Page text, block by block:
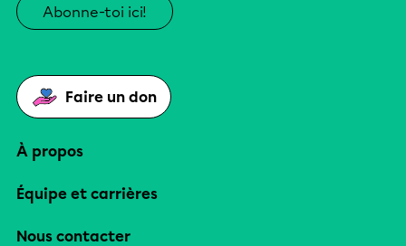
Abonne-toi ici!
Faire un don
À propos
Équipe et carrières
Nous contacter